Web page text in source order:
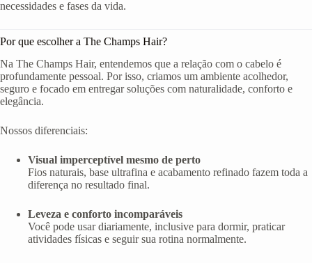
necessidades e fases da vida.
Por que escolher a The Champs Hair?
Na The Champs Hair, entendemos que a relação com o cabelo é
profundamente pessoal. Por isso, criamos um ambiente acolhedor,
seguro e focado em entregar soluções com naturalidade, conforto e
elegância.
Nossos diferenciais:
Visual imperceptível mesmo de perto
Fios naturais, base ultrafina e acabamento refinado fazem toda a
diferença no resultado final.
Leveza e conforto incomparáveis
Você pode usar diariamente, inclusive para dormir, praticar
atividades físicas e seguir sua rotina normalmente.